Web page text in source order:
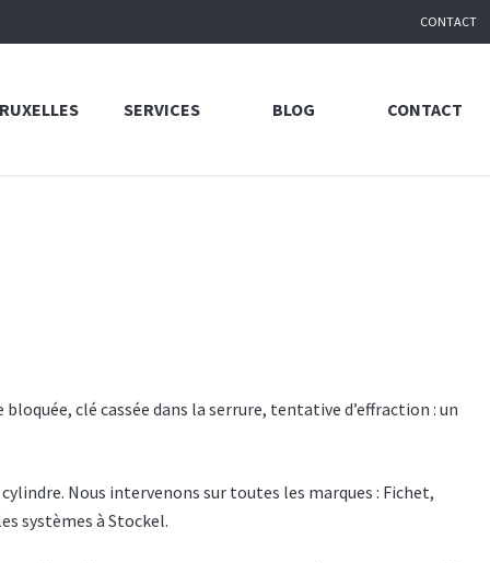
CONTACT
SERVICES BLOG CONTACT
clé cassée dans la serrure, tentative d’effraction : un
Nous intervenons sur toutes les marques : Fichet,
systèmes à Stockel.